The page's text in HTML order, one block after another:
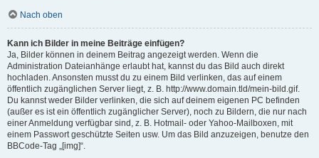
Nach oben
Kann ich Bilder in meine Beiträge einfügen?
Ja, Bilder können in deinem Beitrag angezeigt werden. Wenn die
Administration Dateianhänge erlaubt hat, kannst du das Bild auch direkt
hochladen. Ansonsten musst du zu einem Bild verlinken, das auf einem
öffentlich zugänglichen Server liegt, z. B. http://www.domain.tld/mein-bild.gif.
Du kannst weder Bilder verlinken, die sich auf deinem eigenen PC befinden
(außer es ist ein öffentlich zugänglicher Server), noch zu Bildern, die nur nach
einer Anmeldung verfügbar sind, z. B. Hotmail- oder Yahoo-Mailboxen, mit
einem Passwort geschützte Seiten usw. Um das Bild anzuzeigen, benutze den
BBCode-Tag „[img]“.